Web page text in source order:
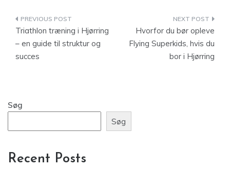
Indlægsnavigation
Triathlon træning i Hjørring
– en guide til struktur og
succes
Hvorfor du bør opleve
Flying Superkids, hvis du
bor i Hjørring
Søg
Søg
Recent Posts